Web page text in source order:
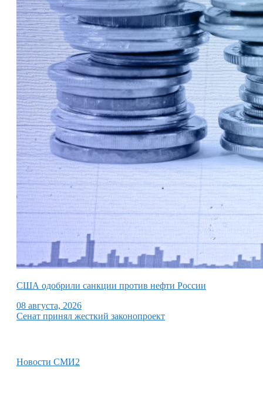
США одобрили санкции против нефти России
08 августа, 2026
Сенат принял жесткий законопроект
Новости СМИ2